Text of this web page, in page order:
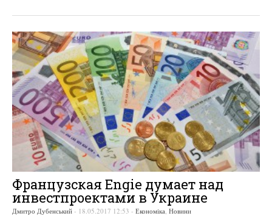
Французская Engie думает над
инвестпроектами в Украине
Дмитро Дубенський - 18.05.2017 12:53 - Економіка Новини